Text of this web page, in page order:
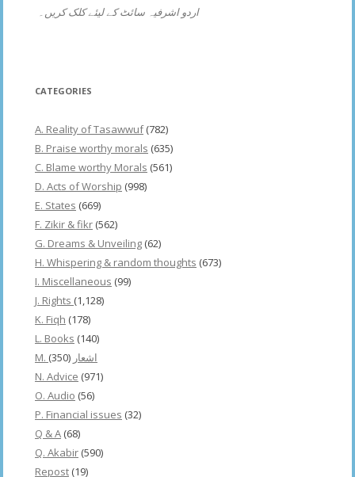
اردو اشرفیہ سائٹ کے لیئے کلک کریں۔
CATEGORIES
A. Reality of Tasawwuf(782)
B. Praise worthy morals (635)
C. Blame worthy Morals (561)
D. Acts of Worship (998)
E. States (669)
F. Zikir & fikr (562)
G. Dreams & Unveiling (62)
H. Whispering & random thoughts (673)
I. Miscellaneous (99)
J. Rights (1,128)
K. Fiqh (178)
L. Books (140)
M. اشعار (350)
N. Advice (971)
O. Audio (56)
P. Financial issues (32)
Q & A (68)
Q. Akabir (590)
Repost (19)